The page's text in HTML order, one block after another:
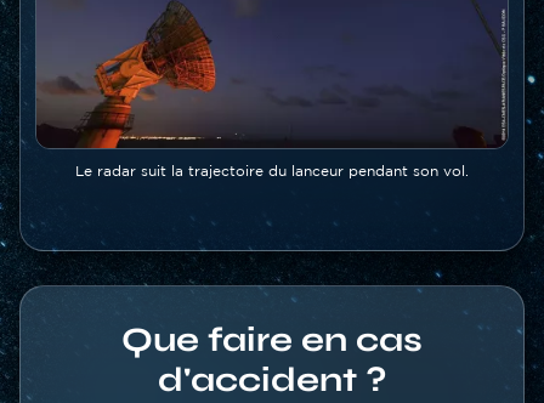
Légende
Le radar suit la trajectoire du lanceur pendant son vol.
Que faire en cas
d'accident ?